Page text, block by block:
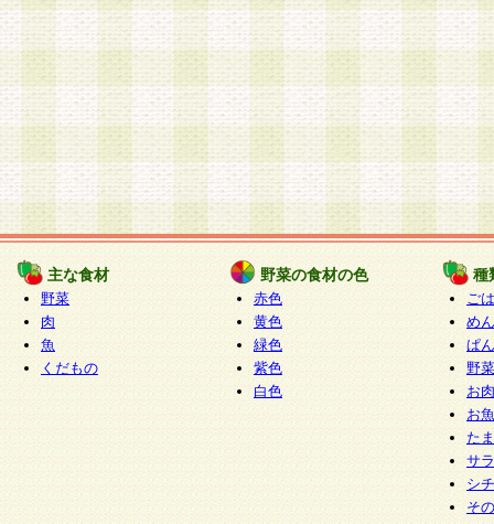
主な食材
野菜
肉
魚
くだもの
野菜の食材の色
赤色
黄色
緑色
紫色
白色
種
ご
めん
ぱん
野
お
お
た
サ
シ
そ